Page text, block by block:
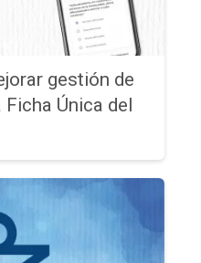
gestión de
Única del